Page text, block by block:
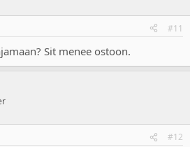
#11
Sit menee ostoon.
#12